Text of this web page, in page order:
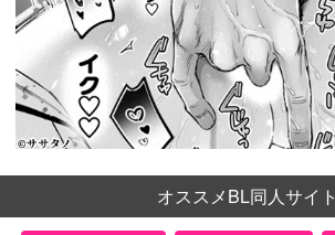
オススメBL同人サイト